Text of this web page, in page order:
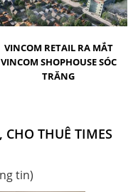
VINCOM RETAIL RA MẮT
VINCOM SHOPHOUSE SÓC
TRĂNG
THUÊ TIMES
tin)